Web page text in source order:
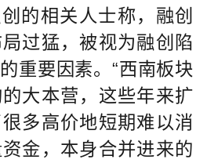
的相关人士称，融创
过猛，被视为融创陷
重要因素。“西南板块
大本营，这些年来扩
多高价地短期难以消
金，本身合并进来的